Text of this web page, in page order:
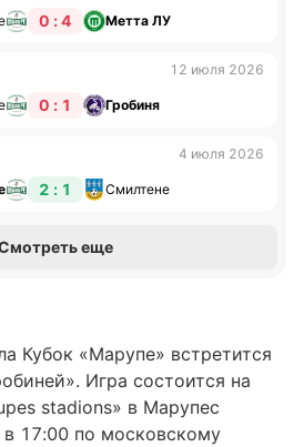
0 : 4 Метта ЛУ
12 июля 2026
0 : 1 Гробиня
4 июля 2026
2 : 1 Смилтене
еще
Кубок «Марупе» встретится
Игра состоится на
stadions» в Марупес
в 17:00 по московскому